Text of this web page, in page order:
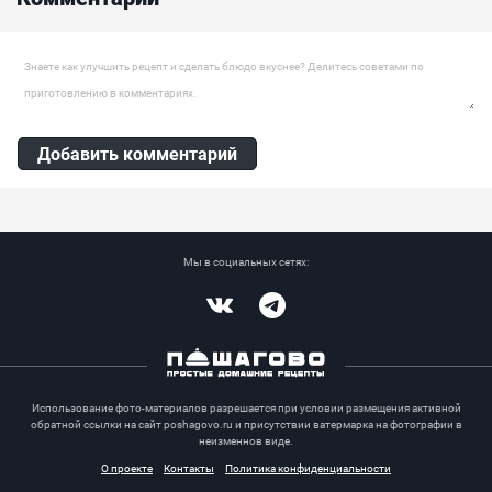
Ингредиенты:
Печенье, Миндаль
Оставить комментарий
Добавить комментарий
Мы в социальных сетях:
Использование фото-материалов разрешается при условии размещения активной
обратной ссылки на сайт poshagovo.ru и присутствии ватермарка на фотографии в
неизменнов виде.
О проекте
Контакты Политика конфиденциальности